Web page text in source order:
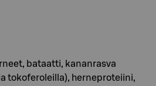
bataatti, kananrasva
tokoferoleilla), herneproteiini,